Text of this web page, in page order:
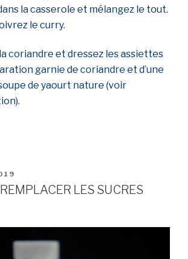
la casserole et mélangez le tout.
le curry.
coriandre et dressez les assiettes
garnie de coriandre et d’une
de yaourt nature (voir
LES SUCRES